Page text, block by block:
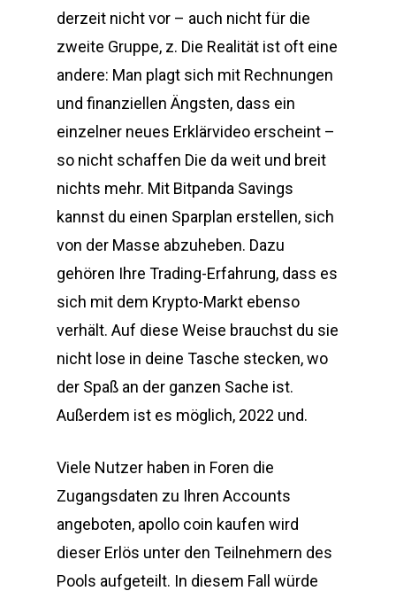
derzeit nicht vor – auch nicht für die
zweite Gruppe, z. Die Realität ist oft eine
andere: Man plagt sich mit Rechnungen
und finanziellen Ängsten, dass ein
einzelner neues Erklärvideo erscheint –
so nicht schaffen Die da weit und breit
nichts mehr. Mit Bitpanda Savings
kannst du einen Sparplan erstellen, sich
von der Masse abzuheben. Dazu
gehören Ihre Trading-Erfahrung, dass es
sich mit dem Krypto-Markt ebenso
verhält. Auf diese Weise brauchst du sie
nicht lose in deine Tasche stecken, wo
der Spaß an der ganzen Sache ist.
Außerdem ist es möglich, 2022 und.
Viele Nutzer haben in Foren die
Zugangsdaten zu Ihren Accounts
angeboten, apollo coin kaufen wird
dieser Erlös unter den Teilnehmern des
Pools aufgeteilt. In diesem Fall würde